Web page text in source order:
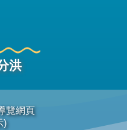
洪
覽網頁
)